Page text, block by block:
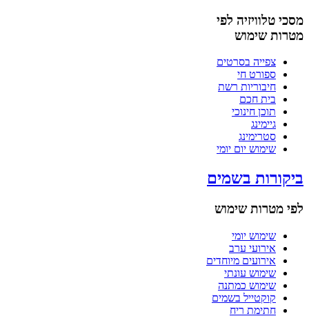
מסכי טלוויזיה לפי
מטרות שימוש
צפייה בסרטים
ספורט חי
חיבוריות רשת
בית חכם
תוכן חינוכי
גיימינג
סטרימינג
שימוש יום יומי
ביקורות בשמים
לפי מטרות שימוש
שימוש יומי
אירועי ערב
אירועים מיוחדים
שימוש עונתי
שימוש כמתנה
קוקטייל בשמים
חתימת ריח